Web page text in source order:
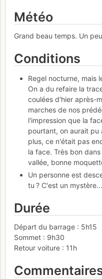
Météo
Grand beau temps. Un
Conditions
Regel nocturne, mais
On a du refaire la
coulées d'hier après-
marches de nos
l'impression que la
pourtant, on aurait
plus, ce n'était pas
la face. Très bon
vallée, bonne
Un personne est
tu ? C'est un mystère...
Durée
Départ du barrage : 5h15
Sommet : 9h30
Retour voiture : 11h